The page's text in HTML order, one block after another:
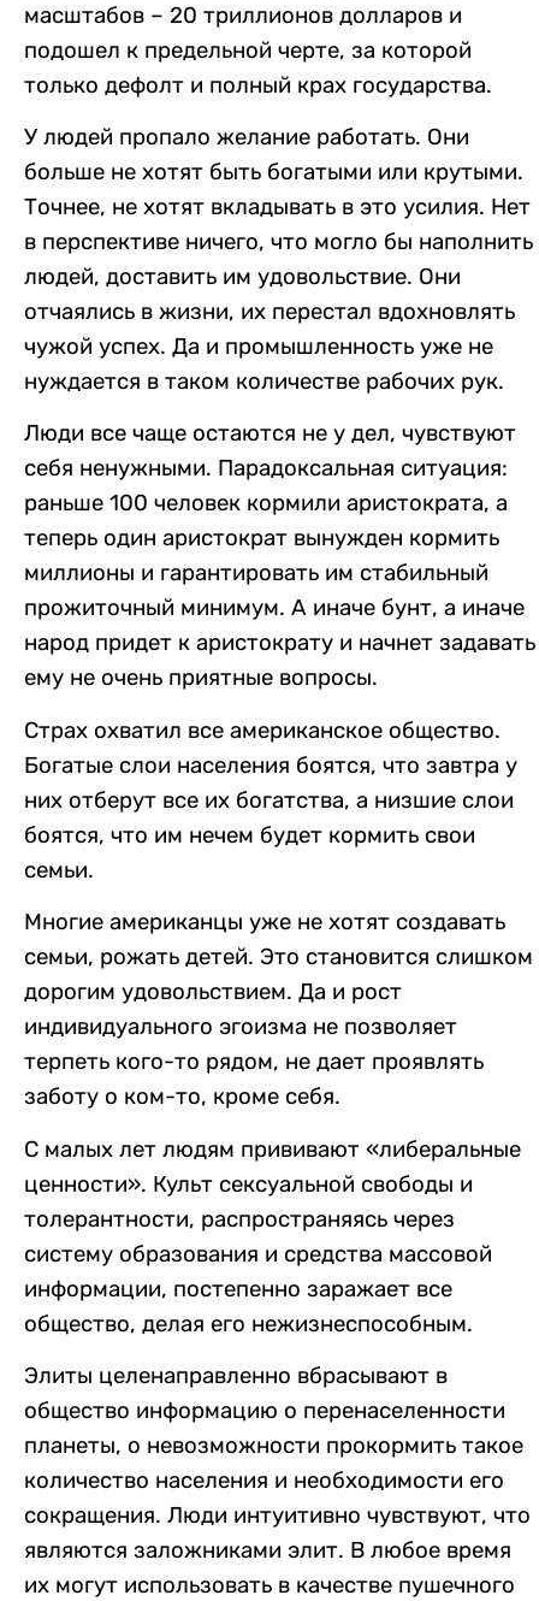
масштабов – 20 триллионов долларов и
подошел к предельной черте, за которой
только дефолт и полный крах государства.
У людей пропало желание работать. Они
больше не хотят быть богатыми или крутыми.
Точнее, не хотят вкладывать в это усилия. Нет
в перспективе ничего, что могло бы наполнить
людей, доставить им удовольствие. Они
отчаялись в жизни, их перестал вдохновлять
чужой успех. Да и промышленность уже не
нуждается в таком количестве рабочих рук.
Люди все чаще остаются не у дел, чувствуют
себя ненужными. Парадоксальная ситуация:
раньше 100 человек кормили аристократа, а
теперь один аристократ вынужден кормить
миллионы и гарантировать им стабильный
прожиточный минимум. А иначе бунт, а иначе
народ придет к аристократу и начнет задавать
ему не очень приятные вопросы.
Страх охватил все американское общество.
Богатые слои населения боятся, что завтра у
них отберут все их богатства, а низшие слои
боятся, что им нечем будет кормить свои
семьи.
Многие американцы уже не хотят создавать
семьи, рожать детей. Это становится слишком
дорогим удовольствием. Да и рост
индивидуального эгоизма не позволяет
терпеть кого-то рядом, не дает проявлять
заботу о ком-то, кроме себя.
С малых лет людям прививают «либеральные
ценности». Культ сексуальной свободы и
толерантности, распространяясь через
систему образования и средства массовой
информации, постепенно заражает все
общество, делая его нежизнеспособным.
Элиты целенаправленно вбрасывают в
общество информацию о перенаселенности
планеты, о невозможности прокормить такое
количество населения и необходимости его
сокращения. Люди интуитивно чувствуют, что
являются заложниками элит. В любое время
их могут использовать в качестве пушечного